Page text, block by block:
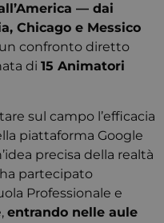
— dai
Chicago e Messico
confronto diretto
di 15 Animatori
sul campo l’efficacia
piattaforma Google
precisa della realtà
partecipato
Professionale e
entrando nelle aule